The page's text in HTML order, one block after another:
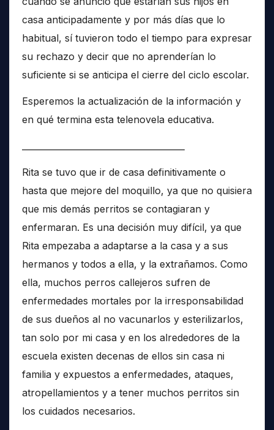
casa anticipadamente y por más días que lo
habitual, sí tuvieron todo el tiempo para expresar
su rechazo y decir que no aprenderían lo
suficiente si se anticipa el cierre del ciclo escolar.
Esperemos la actualización de la información y
en qué termina esta telenovela educativa.
Rita se tuvo que ir de casa definitivamente o
hasta que mejore del moquillo, ya que no quisiera
que mis demás perritos se contagiaran y
enfermaran. Es una decisión muy difícil, ya que
Rita empezaba a adaptarse a la casa y a sus
hermanos y todos a ella, y la extrañamos. Como
ella, muchos perros callejeros sufren de
enfermedades mortales por la irresponsabilidad
de sus dueños al no vacunarlos y esterilizarlos,
tan solo por mi casa y en los alrededores de la
escuela existen decenas de ellos sin casa ni
familia y expuestos a enfermedades, ataques,
atropellamientos y a tener muchos perritos sin
los cuidados necesarios.